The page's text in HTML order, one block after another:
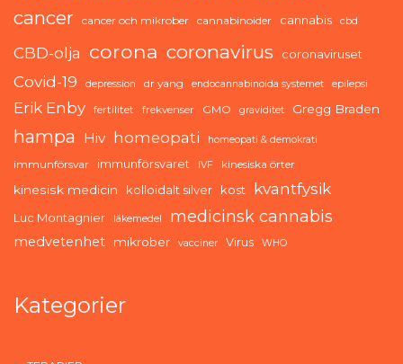
cancer cancer och mikrober cannabinoider cannabis cbd
CBD-olja corona coronavirus coronaviruset
Covid-19 depression dr yang endocannabinoida systemet epilepsi
Erik Enby fertilitet frekvenser GMO graviditet Gregg Braden
hampa Hiv homeopati homeopati & demokrati
immunförsvar immunförsvaret IVF kinesiska örter
kinesisk medicin kolloidalt silver kost kvantfysik
Luc Montagnier läkemedel medicinsk cannabis
medvetenhet mikrober vacciner Virus WHO
Kategorier